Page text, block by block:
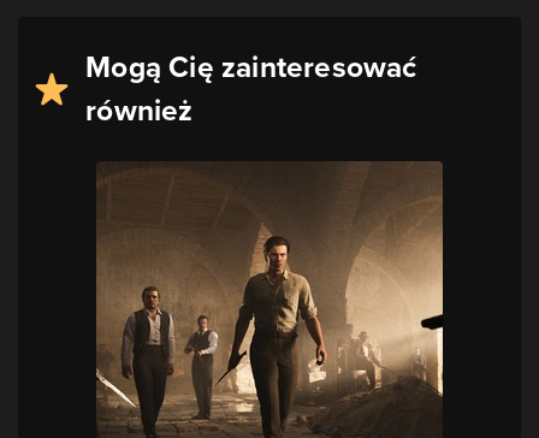
Mogą Cię zainteresować
również